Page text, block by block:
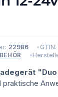
22986 GTIN:
praktische